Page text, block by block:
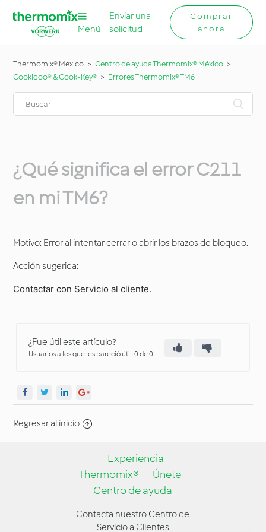
Menú
Enviar una
solicitud
Comprar
ahora
Thermomix® México
Centro de ayuda Thermomix® México
Cookidoo® & Cook-Key®
Errores Thermomix® TM6
¿Qué significa el error C211
en mi TM6?
Motivo: Error al intentar cerrar o abrir los brazos de bloqueo.
Acción sugerida:
Contactar con Servicio al cliente.
¿Fue útil este artículo?
Usuarios a los que les pareció útil: 0 de 0
Regresar al inicio
Experiencia
Thermomix®
Únete
Centro de ayuda
Contacta nuestro Centro de
Servicio a Clientes